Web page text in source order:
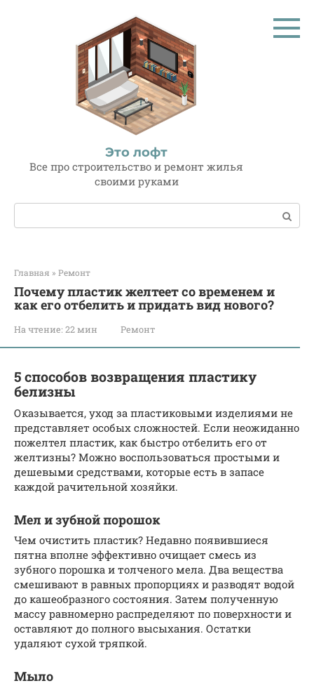
Это лофт
Все про строительство и ремонт жилья
своими руками
Поиск:
Главная » Ремонт
Почему пластик желтеет со временем и
как его отбелить и придать вид нового?
На чтение: 22 мин Ремонт
5 способов возвращения пластику
белизны
Оказывается, уход за пластиковыми изделиями не
представляет особых сложностей. Если неожиданно
пожелтел пластик, как быстро отбелить его от
желтизны? Можно воспользоваться простыми и
дешевыми средствами, которые есть в запасе
каждой рачительной хозяйки.
Мел и зубной порошок
Чем очистить пластик? Недавно появившиеся
пятна вполне эффективно очищает смесь из
зубного порошка и толченого мела. Два вещества
смешивают в равных пропорциях и разводят водой
до кашеобразного состояния. Затем полученную
массу равномерно распределяют по поверхности и
оставляют до полного высыхания. Остатки
удаляют сухой тряпкой.
Мыло